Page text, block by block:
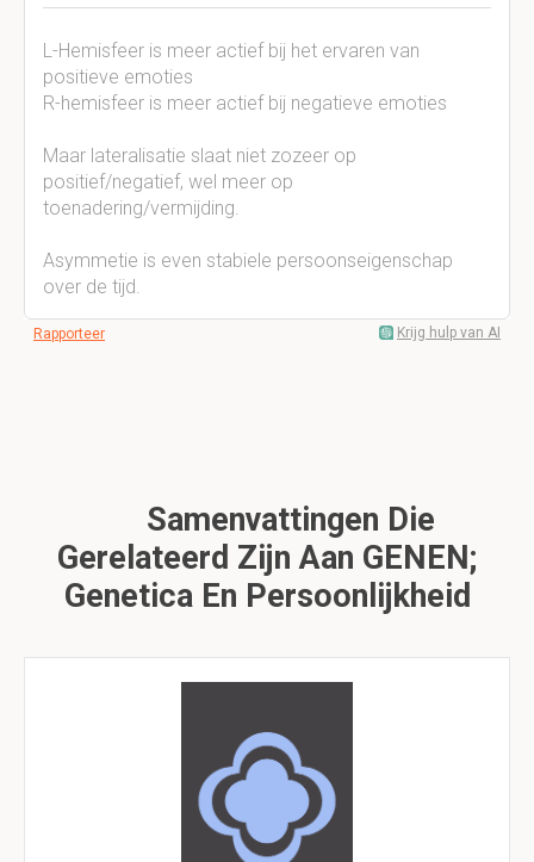
L-Hemisfeer is meer actief bij het ervaren van
positieve emoties
R-hemisfeer is meer actief bij negatieve emoties
Maar lateralisatie slaat niet zozeer op
positief/negatief, wel meer op
toenadering/vermijding.
Asymmetie is even stabiele persoonseigenschap
over de tijd.
Rapporteer Krijg hulp van AI
Samenvattingen Die
Gerelateerd Zijn Aan GENEN;
Genetica En Persoonlijkheid